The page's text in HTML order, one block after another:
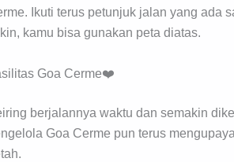
Ikuti terus petunjuk jalan yang ada
kamu bisa gunakan peta diatas.
Goa Cerme❤️
berjalannya waktu dan semakin
Goa Cerme pun terus